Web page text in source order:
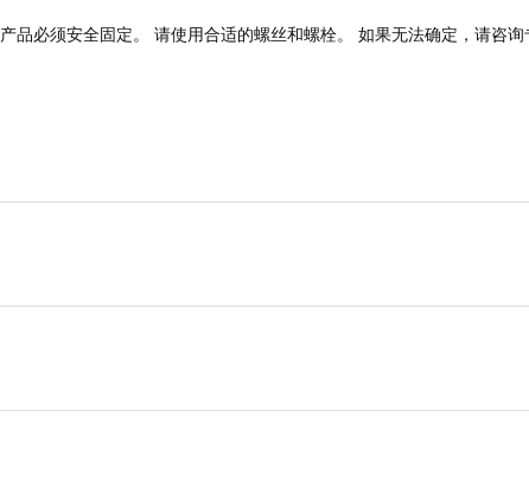
品必须安全固定。 请使用合适的螺丝和螺栓。 如果无法确定，请咨询